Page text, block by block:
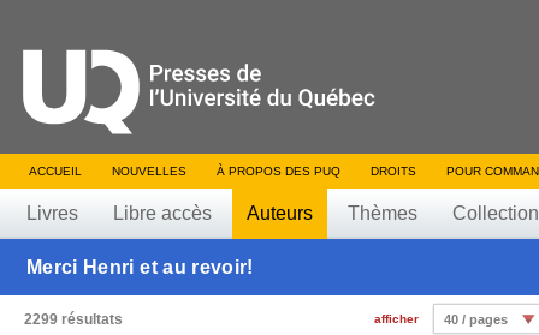
ACCUEIL NOUVELLES À PROPOS DES PUQ DROITS POUR
Livres Libre accès Auteurs Thèmes
Merci Henri et au revoir!
2299 résultats afficher 40 / pages